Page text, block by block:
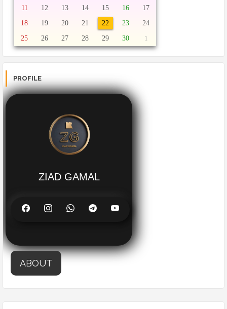
11
12 13 14 15 16
17
18
19 20 21 22 23
24
25
26 27 28 29 30 1
PROFILE
ZIAD GAMAL
ABOUT